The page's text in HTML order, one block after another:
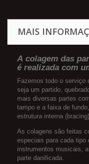
MAIS
A colagem das
é realizada com
Fazemos todo o serviço
seja um partido,
mais diversas partes
tampo e a faixa de
estrutura interna
As colagens são feitas
especiais para cada
instrumentos musicais,
parte danificada.